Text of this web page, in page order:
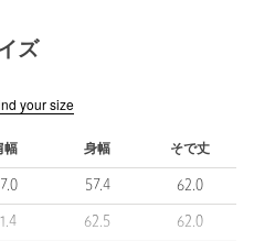
ございます。
ウィメンズ）
（メンズ）
（メンズ）
ズ
your size
幅 身幅 そで丈
57.4 62.0
62.5 62.0